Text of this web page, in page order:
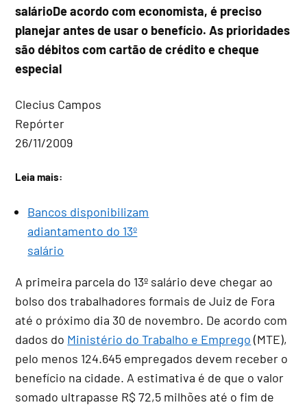
salárioDe acordo com economista, é preciso
planejar antes de usar o benefício. As prioridades
são débitos com cartão de crédito e cheque
especial
Clecius Campos
Repórter
26/11/2009
Leia mais:
Bancos disponibilizam
adiantamento do 13º
salário
A primeira parcela do 13º salário deve chegar ao
bolso dos trabalhadores formais de Juiz de Fora
até o próximo dia 30 de novembro. De acordo com
dados do Ministério do Trabalho e Emprego (MTE),
pelo menos 124.645 empregados devem receber o
benefício na cidade. A estimativa é de que o valor
somado ultrapasse R$ 72,5 milhões até o fim de